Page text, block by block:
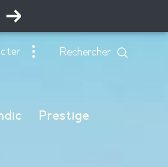
rechercher
Prestige